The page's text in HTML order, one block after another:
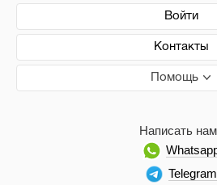
Войти
Контакты
Помощь
Написать
Telegram